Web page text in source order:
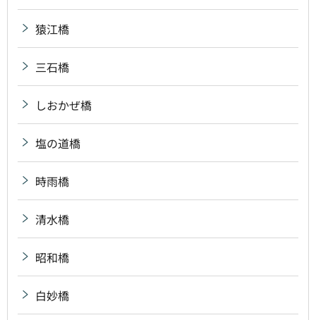
猿江橋
三石橋
しおかぜ橋
塩の道橋
時雨橋
清水橋
昭和橋
白妙橋